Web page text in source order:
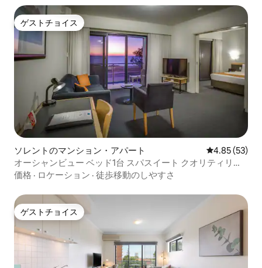
ゲストチョイス
ゲストチョイス
ソレントのマンション・アパート レビュー53
4.85 (53)
オーシャンビュー ベッド1台 スパスイート クオリティリゾ
ート ソレント
価格 · ロケーション · 徒歩移動のしやすさ
ゲストチョイス
ゲストチョイス